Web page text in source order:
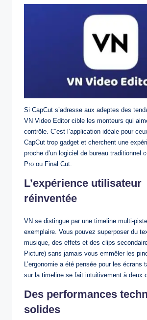
Si CapCut s’adresse aux adeptes des
VN Video Editor cible les monteurs qui
contrôle. C’est l’application idéale pour
CapCut trop gadget et cherchent une
proche d’un logiciel de bureau traditionnel
Pro ou Final Cut.
L’expérience utilisateur
réinventée
VN se distingue par une timeline multi-
exemplaire. Vous pouvez superposer du
musique, des effets et des clips
Picture) sans jamais vous emmêler les
L’ergonomie a été pensée pour les écrans
sur la timeline se fait intuitivement à deux
Des performances
solides